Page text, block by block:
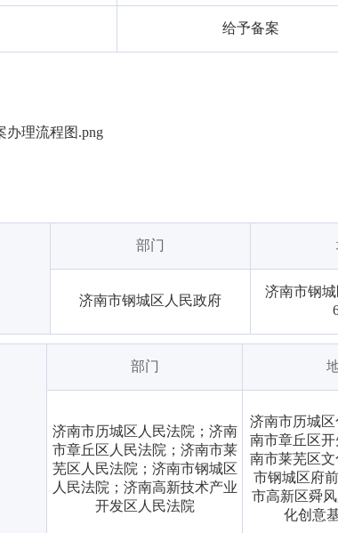
给予备案
办理流程图.png
部门
济南市钢城区人民政府
济南市钢
部门
济南市历城区人民法院；济南
市章丘区人民法院；济南市莱
芜区人民法院；济南市钢城区
人民法院；济南高新技术产业
开发区人民法院
济南市历城
南市章丘区
南市莱芜区
市钢城区府
市高新区舜
化创意